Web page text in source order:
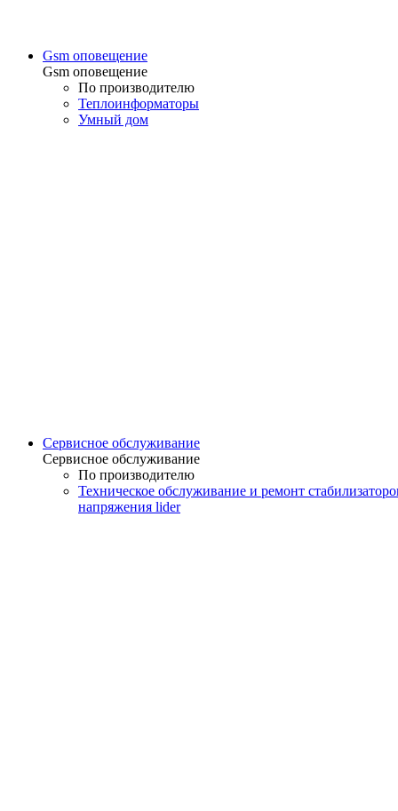
Gsm оповещение
Gsm оповещение
По производителю
Теплоинформаторы
Умный дом
Сервисное обслуживание
Сервисное обслуживание
По производителю
Техническое обслуживание и ремонт
напряжения lider